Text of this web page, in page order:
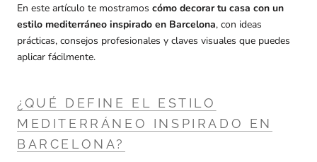
En este artículo te mostramos cómo decorar tu casa con un
estilo mediterráneo inspirado en Barcelona, con ideas
prácticas, consejos profesionales y claves visuales que puedes
aplicar fácilmente.
¿QUÉ DEFINE EL ESTILO
MEDITERRÁNEO INSPIRADO EN
BARCELONA?